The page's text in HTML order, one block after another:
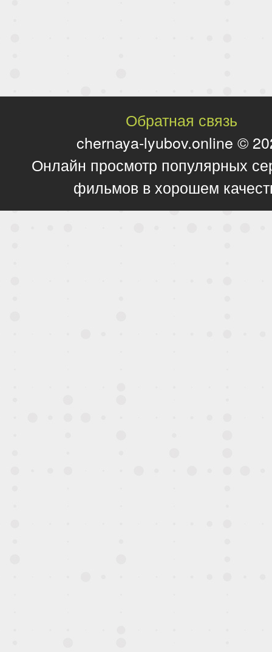
Обратная связь
chernaya-lyubov.online ©
Онлайн просмотр популярных
фильмов в хорошем